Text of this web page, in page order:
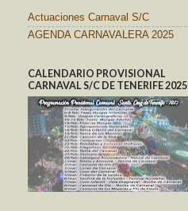
Actuaciones Carnaval S/C
AGENDA CARNAVALERA 2025
CALENDARIO PROVISIONAL
CARNAVAL S/C DE TENERIFE 2025